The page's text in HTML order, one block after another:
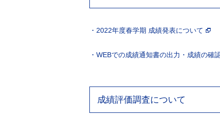
・2022年度春学期 成績発表について
・WEBでの成績通知書の出力・成績の確
成績評価調査について